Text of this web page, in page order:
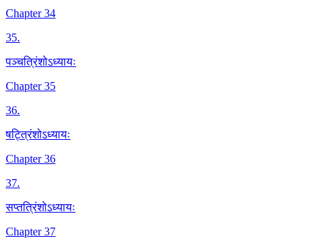
Chapter 34
35.
पञ्चत्रिंशोऽध्यायः
Chapter 35
36.
षट्त्रिंशोऽध्यायः
Chapter 36
37.
सप्तत्रिंशोऽध्यायः
Chapter 37